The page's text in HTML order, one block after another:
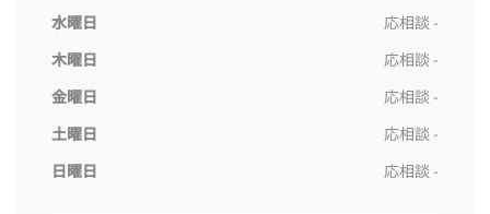
水曜日
応相談 -
木曜日
応相談 -
金曜日
応相談 -
土曜日
応相談 -
日曜日
応相談 -